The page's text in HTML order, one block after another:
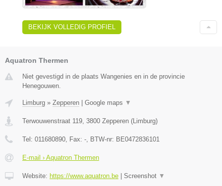
BEKIJK VOLLEDIG PROFIEL
Aquatron Thermen
Niet gevestigd in de plaats Wangenies en in de provincie
Henegouwen.
Limburg » Zepperen | Google maps ▼
Terwouwenstraat 119 3800 Zepperen (Limburg)
Tel: 011680890 , Fax: - , BTW-nr: BE0472836101
E-mail › Aquatron Thermen
Website: https://www.aquatron.be | Screenshot ▼